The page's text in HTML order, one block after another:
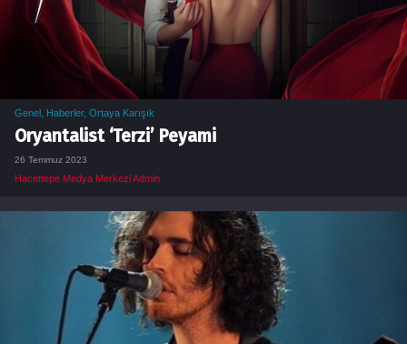
Genel Haberler, Ortaya Karışık
Oryantalist ‘Terzi’ Peyami
26 Temmuz 2023
Hacettepe Medya Merkezi Admin